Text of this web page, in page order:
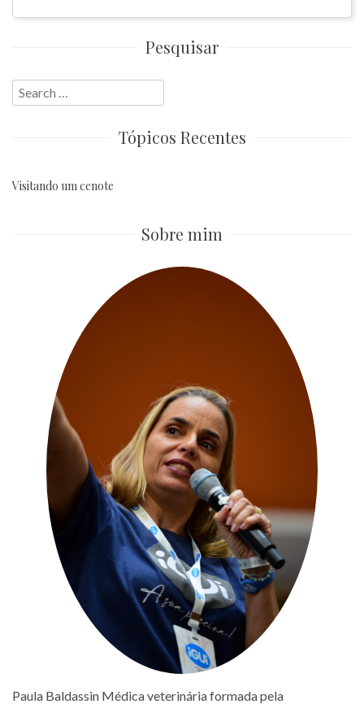
Pesquisar
Search
for:
Tópicos Recentes
Visitando um cenote
Sobre mim
Paula Baldassin Médica veterinária formada pela